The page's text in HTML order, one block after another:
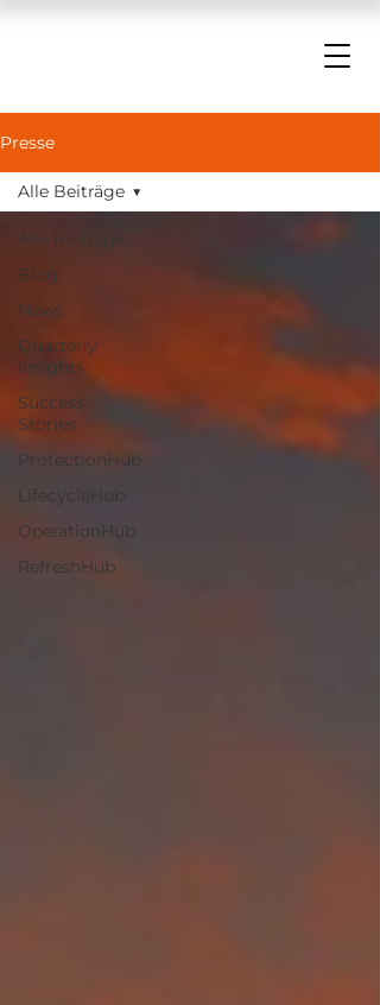
Presse
Alle Beiträge
Blog
News
Quarterly
Insights
Success
Stories
ProtectionHub
LifecycleHub
OperationHub
RefreshHub
Alle Beiträge